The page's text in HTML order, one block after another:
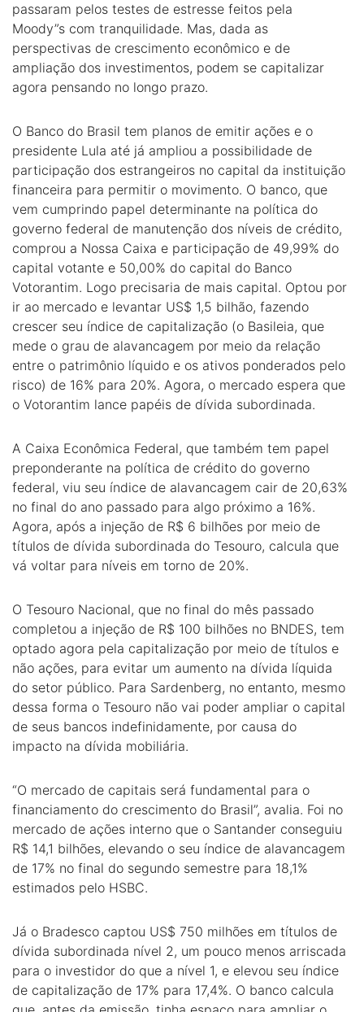
passaram pelos testes de estresse feitos pela
Moody”s com tranquilidade. Mas, dada as
perspectivas de crescimento econômico e de
ampliação dos investimentos, podem se capitalizar
agora pensando no longo prazo.
O Banco do Brasil tem planos de emitir ações e o
presidente Lula até já ampliou a possibilidade de
participação dos estrangeiros no capital da instituição
financeira para permitir o movimento. O banco, que
vem cumprindo papel determinante na política do
governo federal de manutenção dos níveis de crédito,
comprou a Nossa Caixa e participação de 49,99% do
capital votante e 50,00% do capital do Banco
Votorantim. Logo precisaria de mais capital. Optou por
ir ao mercado e levantar US$ 1,5 bilhão, fazendo
crescer seu índice de capitalização (o Basileia, que
mede o grau de alavancagem por meio da relação
entre o patrimônio líquido e os ativos ponderados pelo
risco) de 16% para 20%. Agora, o mercado espera que
o Votorantim lance papéis de dívida subordinada.
A Caixa Econômica Federal, que também tem papel
preponderante na política de crédito do governo
federal, viu seu índice de alavancagem cair de 20,63%
no final do ano passado para algo próximo a 16%.
Agora, após a injeção de R$ 6 bilhões por meio de
títulos de dívida subordinada do Tesouro, calcula que
vá voltar para níveis em torno de 20%.
O Tesouro Nacional, que no final do mês passado
completou a injeção de R$ 100 bilhões no BNDES, tem
optado agora pela capitalização por meio de títulos e
não ações, para evitar um aumento na dívida líquida
do setor público. Para Sardenberg, no entanto, mesmo
dessa forma o Tesouro não vai poder ampliar o capital
de seus bancos indefinidamente, por causa do
impacto na dívida mobiliária.
“O mercado de capitais será fundamental para o
financiamento do crescimento do Brasil”, avalia. Foi no
mercado de ações interno que o Santander conseguiu
R$ 14,1 bilhões, elevando o seu índice de alavancagem
de 17% no final do segundo semestre para 18,1%
estimados pelo HSBC.
Já o Bradesco captou US$ 750 milhões em títulos de
dívida subordinada nível 2, um pouco menos arriscada
para o investidor do que a nível 1, e elevou seu índice
de capitalização de 17% para 17,4%. O banco calcula